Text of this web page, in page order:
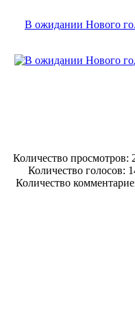
В ожидании Нового
Количество просмотров:
Количество голосов:
Количество